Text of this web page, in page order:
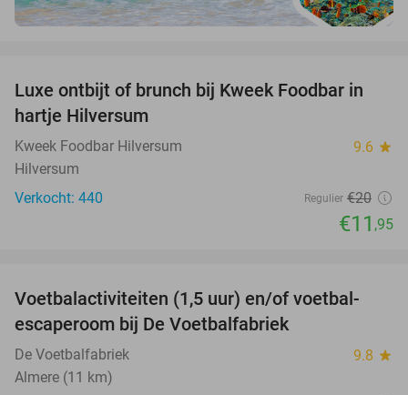
40%
Luxe ontbijt of brunch bij Kweek Foodbar in
hartje Hilversum
Kweek Foodbar Hilversum 9.6 star
Hilversum
Verkocht: 440
Regulier €20
€11 ,95
31%
Voetbalactiviteiten (1,5 uur) en/of voetbal-
escaperoom bij De Voetbalfabriek
De Voetbalfabriek 9.8 star
Almere (11 km)